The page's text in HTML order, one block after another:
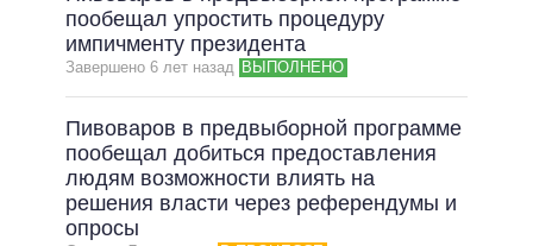
пообещал упростить процедуру
импичменту президента
Завершено 6 лет назад ВЫПОЛНЕНО
Пивоваров в предвыборной программе
пообещал добиться предоставления
людям возможности влиять на
решения власти через референдумы и
опросы